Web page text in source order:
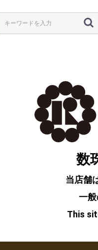
数
当店舗
一
This